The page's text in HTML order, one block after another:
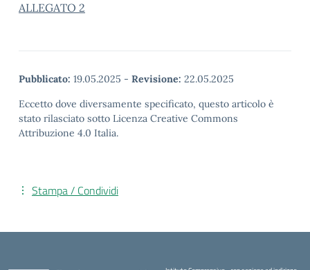
ALLEGATO 2
Pubblicato: 19.05.2025 - Revisione: 22.05.2025
Eccetto dove diversamente specificato, questo articolo è
stato rilasciato sotto Licenza Creative Commons
Attribuzione 4.0 Italia.
Stampa / Condividi